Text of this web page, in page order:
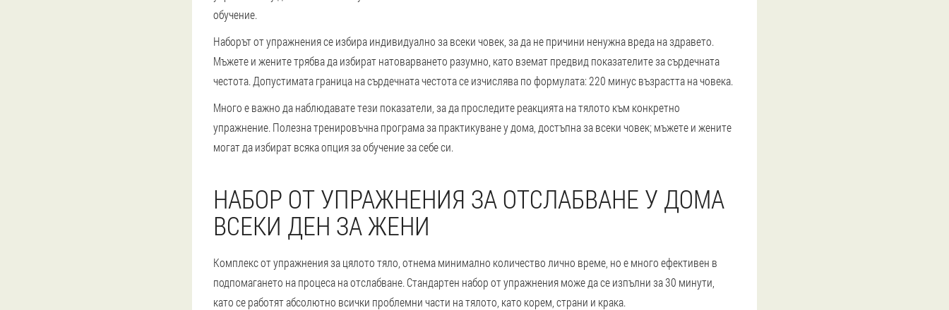
обучение.
Наборът от упражнения се избира индивидуално за всеки човек, за да не причини ненужна вреда на здравето.
Мъжете и жените трябва да избират натоварването разумно, като вземат предвид показателите за сърдечната
честота. Допустимата граница на сърдечната честота се изчислява по формулата: 220 минус възрастта на човека.
Много е важно да наблюдавате тези показатели, за да проследите реакцията на тялото към конкретно
упражнение. Полезна тренировъчна програма за практикуване у дома, достъпна за всеки човек; мъжете и жените
могат да избират всяка опция за обучение за себе си.
НАБОР ОТ УПРАЖНЕНИЯ ЗА ОТСЛАБВАНЕ У ДОМА
ВСЕКИ ДЕН ЗА ЖЕНИ
Комплекс от упражнения за цялото тяло, отнема минимално количество лично време, но е много ефективен в
подпомагането на процеса на отслабване. Стандартен набор от упражнения може да се изпълни за 30 минути,
като се работят абсолютно всички проблемни части на тялото, като корем, страни и крака.